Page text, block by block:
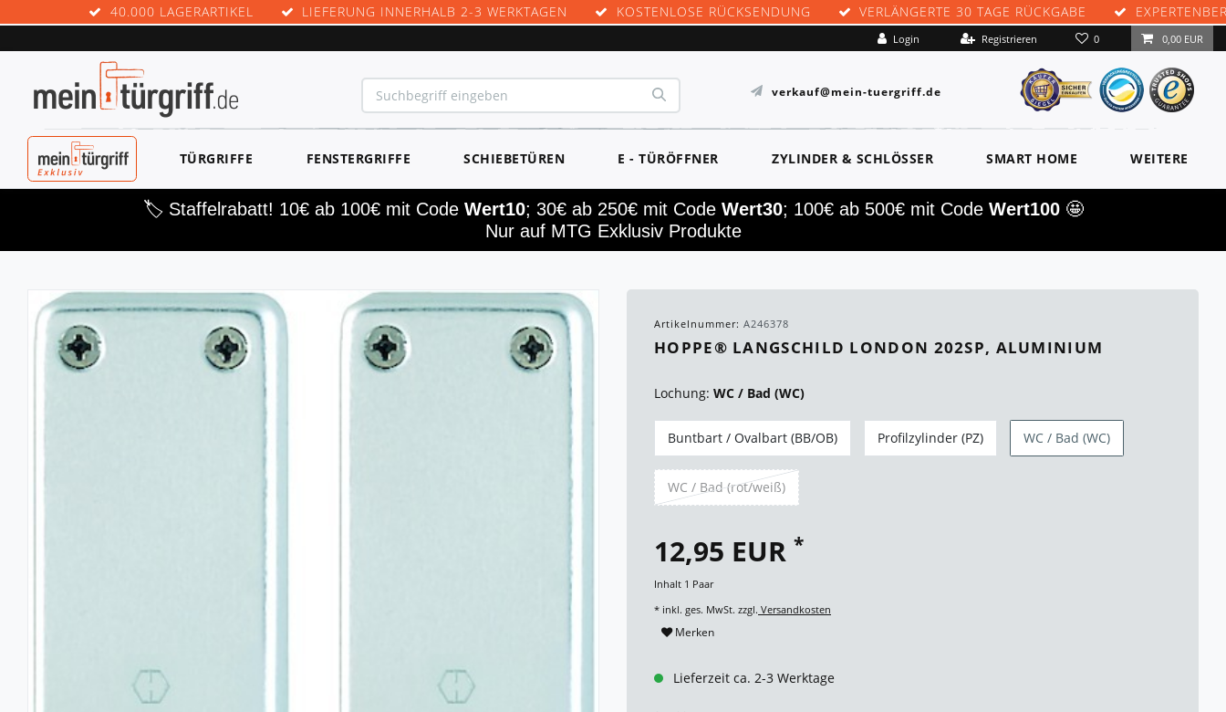
40.000 LAGERARTIKEL LIEFERUNG INNERHALB 2-3 WERKTAGEN KOSTENLOSE RÜCKSENDUNG VERLÄNGERTE 30 TAGE RÜCKGABE
Login Registrieren 0 0,00 EUR
verkauf@mein-tuergriff.de
MEINTÜRGRIF
F EXKLUSIV
TÜRGRIFFE FENSTERGRIFFE SCHIEBETÜREN E - TÜRÖFFNER ZYLINDER & SCHLÖSSER SMART HOME WEITERE
🏷️ Staffelrabatt! 10€ ab 100€ mit Code Wert10; 30€ ab 250€ mit Code Wert30; 100€ ab 500€ mit Code Wert100🤩
Nur auf MTG Exklusiv Produkte
Artikelnummer: A246378
HOPPE® LANGSCHILD LONDON 202SP, ALUMINIUM
Lochung: WC / Bad (WC)
Buntbart / Ovalbart (BB/OB) Profilzylinder (PZ) WC / Bad (WC)
WC / Bad (rot/weiß)
12,95 EUR *
Inhalt 1 Paar
* inkl. ges. MwSt. zzgl. Versandkosten
Merken
Lieferzeit ca. 2-3 Werktage